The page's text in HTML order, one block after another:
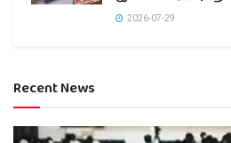
2026-07-29
Recent News